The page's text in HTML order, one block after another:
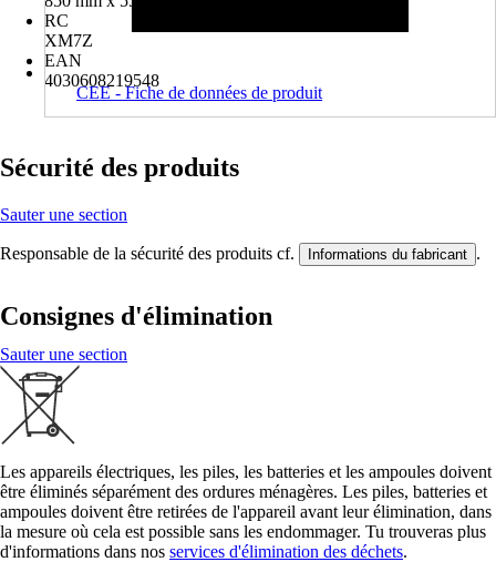
RC
XM7Z
EAN
4030608219548
CEE - Fiche de données de produit
Sécurité des produits
Sauter une section
Responsable de la sécurité des produits cf. Informations du fabricant .
Consignes d'élimination
Sauter une section
Les appareils électriques, les piles, les batteries et les ampoules doivent
être éliminés séparément des ordures ménagères. Les piles, batteries et
ampoules doivent être retirées de l'appareil avant leur élimination, dans
la mesure où cela est possible sans les endommager. Tu trouveras plus
d'informations dans nos services d'élimination des déchets.